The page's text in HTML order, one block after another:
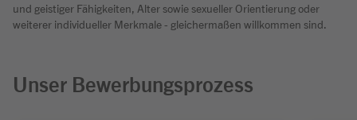
und geistiger Fähigkeiten, Alter sowie sexueller Orientierung oder
weiterer individueller Merkmale - gleichermaßen willkommen sind.
Unser Bewerbungsprozess